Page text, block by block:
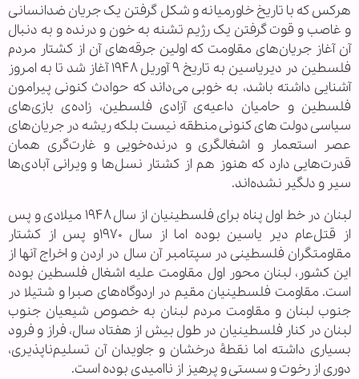
هرکس که با تاریخ خاورمیانه و شکل گرفتن یک جریان ضدانسانی
و غاصب و قوت گرفتن یک رژیم تشنه به خون و درنده و به دنبال
آن آغاز جریان‌های مقاومت که اولین جرقه‌های آن از کشتار مردم
فلسطین در دیریاسین به تاریخ ۹ آوریل ۱۹۴۸ آغاز شد تا به امروز
آشنایی داشته باشد، به خوبی می‌داند که حوادث کنونی پیرامون
فلسطین و حامیان داعیه‌ی آزادی فلسطین، زاده‌ی بازی‌های
سیاسی دولت های کنونی منطقه نیست بلکه ریشه در جریان‌های
عصر استعمار و اشغالگری و درنده‌خویی و غارت‌گری همان
قدرت‌هایی دارد که هنوز هم از کشتار نسل‌ها و ویرانی آبادی‌ها
سیر و دلگیر نشده‌اند.
لبنان در خط اول پناه برای فلسطینیان از سال ۱۹۴۸ میلادی و پس
از قتل‌عام دیر یاسین بوده اما از سال ۱۹۷۰و پس از کشتار
مقاومتگران فلسطینی در سپتامبر آن سال در اردن و اخراج آنها از
این کشور، لبنان محور اول مقاومت علیه اشغال فلسطین بوده
است. مقاومت فلسطینیان مقیم در اردوگاه‌های صبرا و شتیلا در
جنوب لبنان و مقاومت مردم لبنان به خصوص شیعیان جنوب
لبنان در کنار فلسطینیان در طول بیش از هفتاد سال، فراز و فرود
بسیاری داشته اما نقطۀ درخشان و جاویدان آن تسلیم‌ناپذیری،
دوری از رخوت و سستی و پرهیز از ناامیدی بوده است.